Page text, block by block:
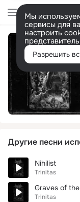
Мы
сервисы для
настроить
Разрешить
Другие песни
Nihilist
Trinitas
Graves of
Trinitas